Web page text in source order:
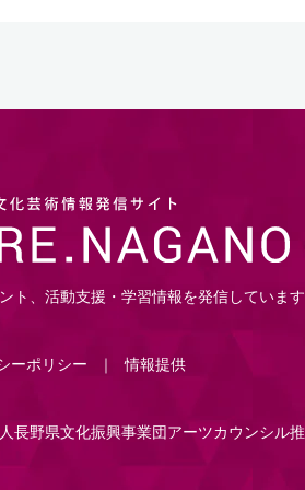
ト、活動支援・学習情報を発信しています
ーポリシー 情報提供
長野県文化振興事業団アーツカウンシル